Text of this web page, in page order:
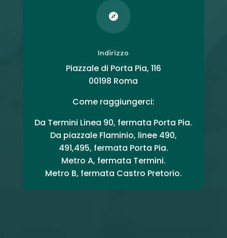

Indirizzo
Piazzale di Porta Pia, 116
00198 Roma
Come raggiungerci:
Da Termini Linea 90, fermata Porta Pia.
Da piazzale Flaminio, linee 490,
491,495, fermata Porta Pia.
Metro A, fermata Termini.
Metro B, fermata Castro Pretorio.